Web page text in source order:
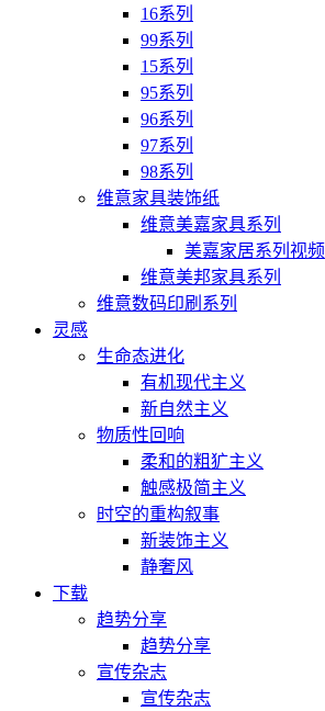
16系列
99系列
15系列
95系列
96系列
97系列
98系列
维意家具装饰纸
维意美嘉家具系列
美嘉家居系列视频
维意美邦家具系列
维意数码印刷系列
灵感
生命态进化
有机现代主义
新自然主义
物质性回响
柔和的粗犷主义
触感极简主义
时空的重构叙事
新装饰主义
静奢风
下载
趋势分享
趋势分享
宣传杂志
宣传杂志